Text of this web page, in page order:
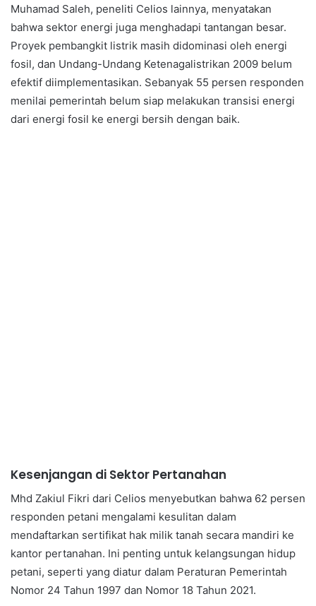
Muhamad Saleh, peneliti Celios lainnya, menyatakan
bahwa sektor energi juga menghadapi tantangan besar.
Proyek pembangkit listrik masih didominasi oleh energi
fosil, dan Undang-Undang Ketenagalistrikan 2009 belum
efektif diimplementasikan. Sebanyak 55 persen responden
menilai pemerintah belum siap melakukan transisi energi
dari energi fosil ke energi bersih dengan baik.
Kesenjangan di Sektor Pertanahan
Mhd Zakiul Fikri dari Celios menyebutkan bahwa 62 persen
responden petani mengalami kesulitan dalam
mendaftarkan sertifikat hak milik tanah secara mandiri ke
kantor pertanahan. Ini penting untuk kelangsungan hidup
petani, seperti yang diatur dalam Peraturan Pemerintah
Nomor 24 Tahun 1997 dan Nomor 18 Tahun 2021.